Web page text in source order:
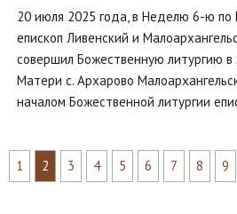
20 июля 2025 года, в Неделю 6-ю по
епископ Ливенский и
совершил Божественную литургию
Матери с. Архарово
началом Божественной литургии
1 2 3 4 5 6 7 8 9